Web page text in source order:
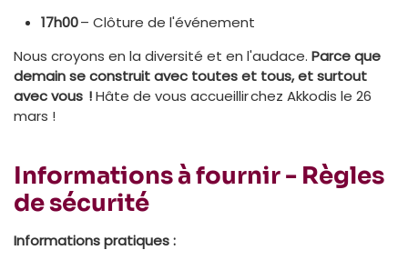
17h00– Clôture de l'événement
Nous croyons en la diversité et en l'audace. Parce que
demain se construit avec toutes et tous, et surtout
avec vous !Hâte de vous accueillir chez Akkodis le 26
mars !
Informations à fournir - Règles
de sécurité
Informations pratiques :